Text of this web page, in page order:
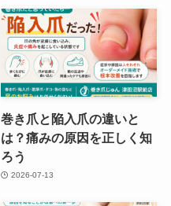
巻き爪と陥入爪の違いと
は？痛みの原因を正しく知
ろう
2026-07-13